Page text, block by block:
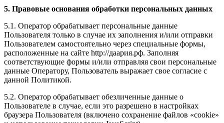
5. Правовые основания обработки персональных данных
5.1. Оператор обрабатывает персональные данные
Пользователя только в случае их заполнения и/или отправки
Пользователем самостоятельно через специальные формы,
расположенные на сайте http://даария.рф. Заполняя
соответствующие формы и/или отправляя свои персональные
данные Оператору, Пользователь выражает свое согласие с
данной Политикой.
5.2. Оператор обрабатывает обезличенные данные о
Пользователе в случае, если это разрешено в настройках
браузера Пользователя (включено сохранение файлов «cookie»